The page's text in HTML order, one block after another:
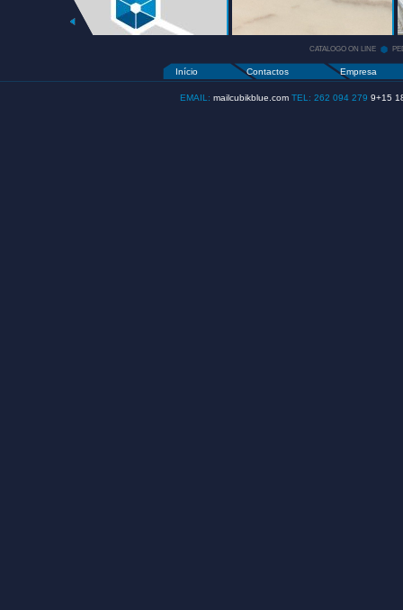
CATALOGO ON LINE
Início Contactos Empresa
EMAIL: mailcubikblue.com TEL: 262 094 279 9+15